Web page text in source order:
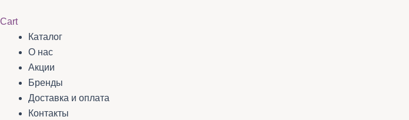
Cart
Каталог
О нас
Акции
Бренды
Доставка и оплата
Контакты